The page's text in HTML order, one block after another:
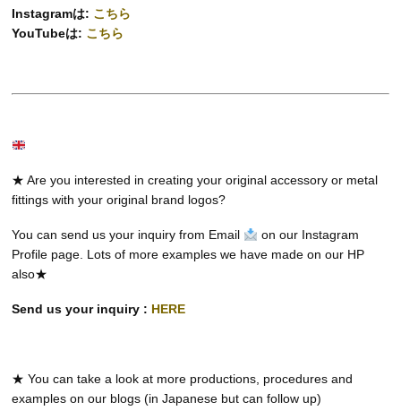
Instagramは: こちら
YouTubeは: こちら
★ Are you interested in creating your original accessory or metal
fittings with your original brand logos?
You can send us your inquiry from Email
on our Instagram
Profile page. Lots of more examples we have made on our HP
also★
Send us your inquiry : HERE
★ You can take a look at more productions, procedures and
examples on our blogs (in Japanese but can follow up)